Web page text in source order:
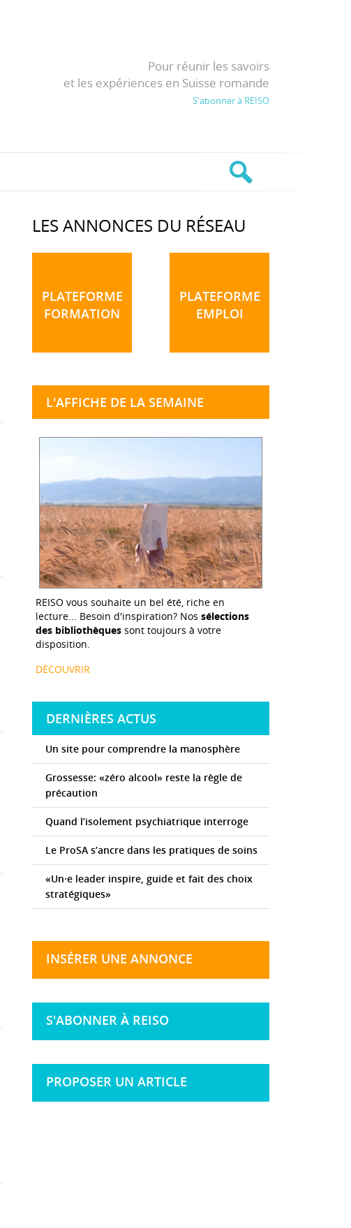
Pour réunir les savoirs
et les expériences en Suisse romande
S'abonner à REISO
LES ANNONCES DU RÉSEAU
PLATEFORME
FORMATION
PLATEFORME
EMPLOI
L'AFFICHE DE LA SEMAINE
REISO vous souhaite un bel été, riche en
lecture... Besoin d'inspiration? Nos sélections
des bibliothèques sont toujours à votre
disposition.
DÉCOUVRIR
DERNIÈRES ACTUS
Un site pour comprendre la manosphère
Grossesse: «zéro alcool» reste la règle de
précaution
Quand l’isolement psychiatrique interroge
Le ProSA s’ancre dans les pratiques de soins
«Un·e leader inspire, guide et fait des choix
stratégiques»
INSÉRER UNE ANNONCE
S'ABONNER À REISO
PROPOSER UN ARTICLE